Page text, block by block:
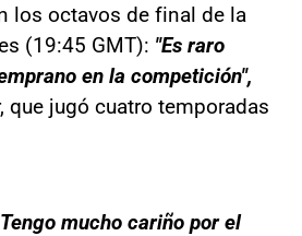
los octavos de final de la
(19:45 GMT): "Es raro
en la competición",
que jugó cuatro temporadas
mucho cariño por el